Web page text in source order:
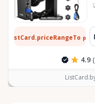
ListCard.priceRangeTo par
4.9